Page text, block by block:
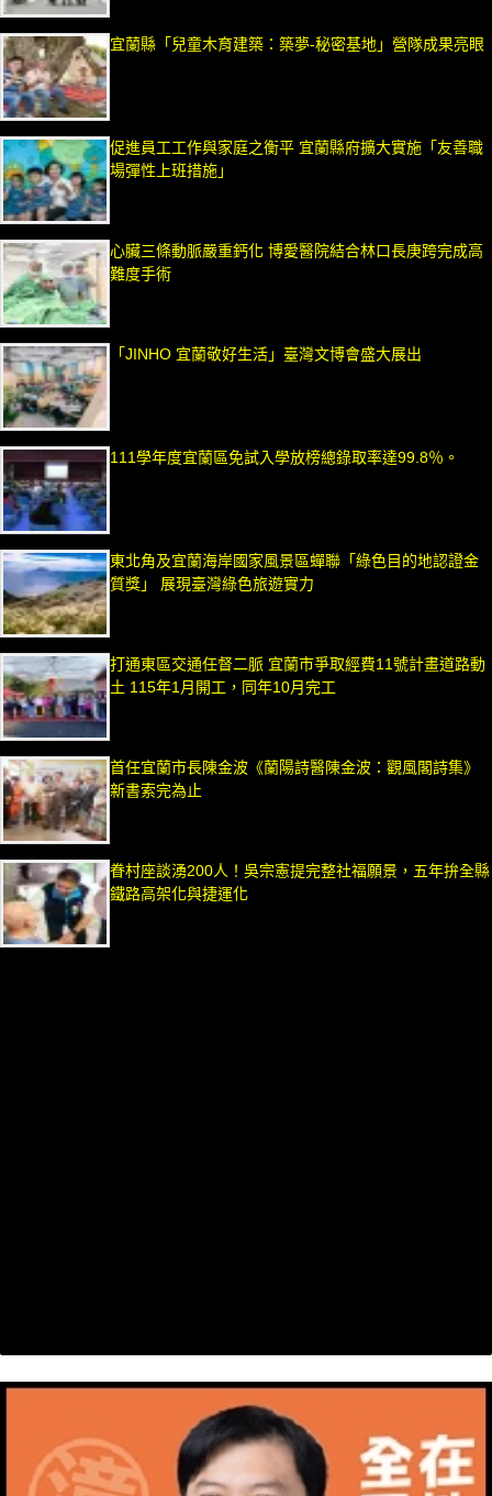
宜蘭縣「兒童木育建築：築夢-秘密基地」營隊成果亮眼
促進員工工作與家庭之衡平 宜蘭縣府擴大實施「友善職
場彈性上班措施」
心臟三條動脈嚴重鈣化 博愛醫院結合林口長庚跨完成高
難度手術
「JINHO 宜蘭敬好生活」臺灣文博會盛大展出
111學年度宜蘭區免試入學放榜總錄取率達99.8％。
東北角及宜蘭海岸國家風景區蟬聯「綠色目的地認證金
質獎」 展現臺灣綠色旅遊實力
打通東區交通任督二脈 宜蘭市爭取經費11號計畫道路動
土 115年1月開工，同年10月完工
首任宜蘭市長陳金波《蘭陽詩醫陳金波：觀風閣詩集》
新書索完為止
眷村座談湧200人！吳宗憲提完整社福願景，五年拚全縣
鐵路高架化與捷運化